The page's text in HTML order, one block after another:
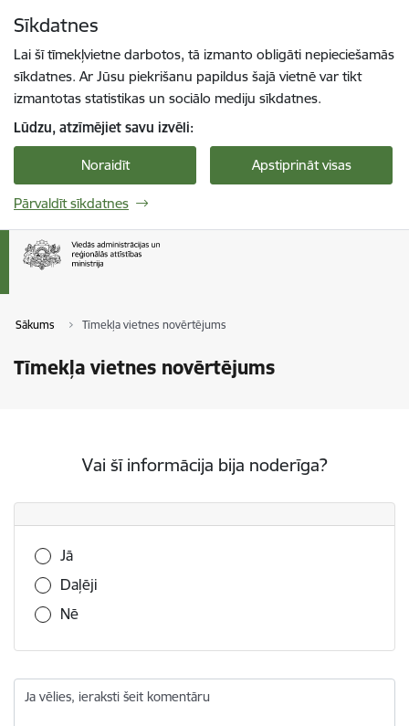
Sīkdatnes
Lai šī tīmekļvietne darbotos, tā izmanto obligāti nepieciešamās
sīkdatnes. Ar Jūsu piekrišanu papildus šajā vietnē var tikt
izmantotas statistikas un sociālo mediju sīkdatnes.
Lūdzu, atzīmējiet savu izvēli:
Noraidīt Apstiprināt visas
Pārvaldīt sīkdatnes
Sākums Tīmekļa vietnes novērtējums
Tīmekļa vietnes novērtējums
Vai šī informācija bija noderīga?
Vai šī informācija bija noderīga?
Jā
Daļēji
Nē
Ja vēlies, ieraksti šeit komentāru